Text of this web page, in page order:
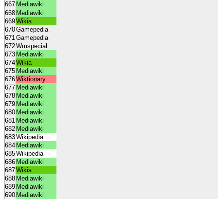
667 Mediawiki
668 Mediawiki
669Wikia
670Gamepedia
671Gamepedia
672Wmspecial
673 Mediawiki
674Wikia
675 Mediawiki
676Wiktionary
677 Mediawiki
678 Mediawiki
679 Mediawiki
680 Mediawiki
681 Mediawiki
682 Mediawiki
683Wikipedia
684 Mediawiki
685Wikipedia
686 Mediawiki
687Wikia
688 Mediawiki
689 Mediawiki
690 Mediawiki